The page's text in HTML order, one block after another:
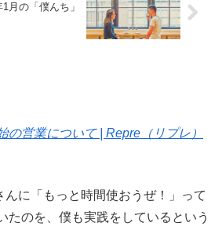
月の「僕んち」
の営業について | Repre（リプレ）
に「もっと時間使おうぜ！」って
たのを、僕も実践をしているという